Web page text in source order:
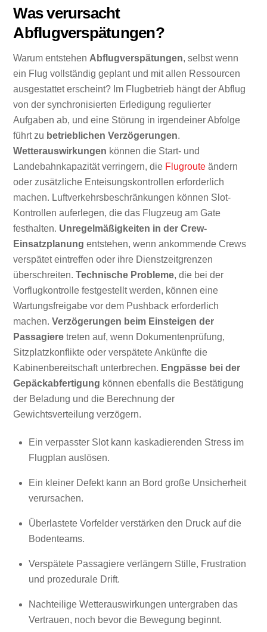
Was verursacht
Abflugverspätungen?
Warum entstehen Abflugverspätungen, selbst wenn
ein Flug vollständig geplant und mit allen Ressourcen
ausgestattet erscheint? Im Flugbetrieb hängt der Abflug
von der synchronisierten Erledigung regulierter
Aufgaben ab, und eine Störung in irgendeiner Abfolge
führt zu betrieblichen Verzögerungen.
Wetterauswirkungen können die Start- und
Landebahnkapazität verringern, die Flugroute ändern
oder zusätzliche Enteisungskontrollen erforderlich
machen. Luftverkehrsbeschränkungen können Slot-
Kontrollen auferlegen, die das Flugzeug am Gate
festhalten. Unregelmäßigkeiten in der Crew-
Einsatzplanung entstehen, wenn ankommende Crews
verspätet eintreffen oder ihre Dienstzeitgrenzen
überschreiten.Technische Probleme, die bei der
Vorflugkontrolle festgestellt werden, können eine
Wartungsfreigabe vor dem Pushback erforderlich
machen.Verzögerungen beim Einsteigen der
Passagiere treten auf, wenn Dokumentenprüfung,
Sitzplatzkonflikte oder verspätete Ankünfte die
Kabinenbereitschaft unterbrechen. Engpässe bei der
Gepäckabfertigung können ebenfalls die Bestätigung
der Beladung und die Berechnung der
Gewichtsverteilung verzögern.
Ein verpasster Slot kann kaskadierenden Stress im
Flugplan auslösen.
Ein kleiner Defekt kann an Bord große Unsicherheit
verursachen.
Überlastete Vorfelder verstärken den Druck auf die
Bodenteams.
Verspätete Passagiere verlängern Stille, Frustration
und prozedurale Drift.
Nachteilige Wetterauswirkungen untergraben das
Vertrauen, noch bevor die Bewegung beginnt.